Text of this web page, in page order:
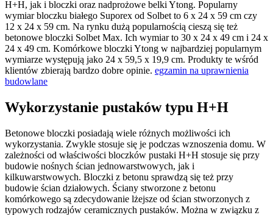
H+H, jak i bloczki oraz nadprożowe belki Ytong. Popularny
wymiar bloczku białego Suporex od Solbet to 6 x 24 x 59 cm czy
12 x 24 x 59 cm. Na rynku dużą popularnością cieszą się też
betonowe bloczki Solbet Max. Ich wymiar to 30 x 24 x 49 cm i 24 x
24 x 49 cm. Komórkowe bloczki Ytong w najbardziej popularnym
wymiarze występują jako 24 x 59,5 x 19,9 cm. Produkty te wśród
klientów zbierają bardzo dobre opinie. egzamin na uprawnienia
budowlane
Wykorzystanie pustaków typu H+H
Betonowe bloczki posiadają wiele różnych możliwości ich
wykorzystania. Zwykle stosuje się je podczas wznoszenia domu. W
zależności od właściwości bloczków pustaki H+H stosuje się przy
budowie nośnych ścian jednowarstwowych, jak i
kilkuwarstwowych. Bloczki z betonu sprawdzą się też przy
budowie ścian działowych. Ściany stworzone z betonu
komórkowego są zdecydowanie lżejsze od ścian stworzonych z
typowych rodzajów ceramicznych pustaków. Można w związku z